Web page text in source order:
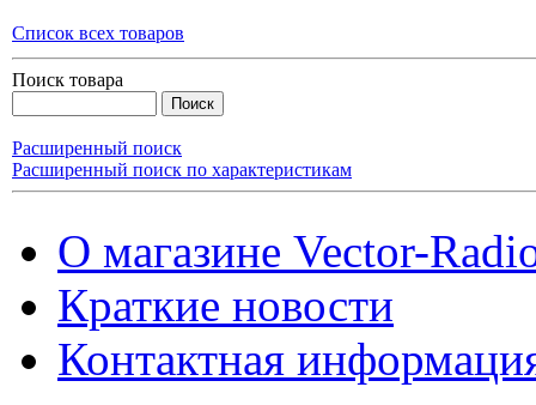
Список всех товаров
Поиск товара
Расширенный поиск
Расширенный поиск по характеристикам
О магазине Vector-
Краткие новости
Контактная